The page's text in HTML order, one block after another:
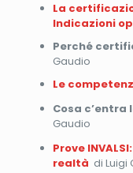
La
Indicazioni
Perché
Gaudio
Le
Cosa
Gaudio
Prove
realtà di Luigi